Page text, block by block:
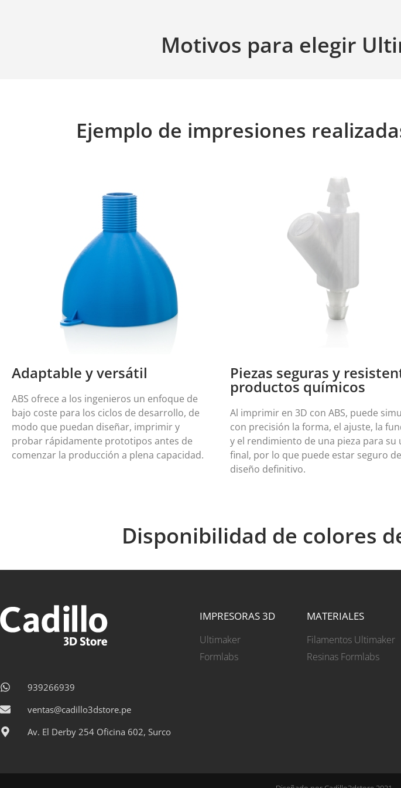
Motivos para elegir
Ejemplo de impresiones
Adaptable y versátil
ABS ofrece a los ingenieros un enfoque de
bajo coste para los ciclos de desarrollo, de
modo que puedan diseñar, imprimir y
probar rápidamente prototipos antes de
comenzar la producción a plena capacidad.
Piezas seguras y
productos químicos
Al imprimir en 3D con ABS, puede
con precisión la forma, el ajuste, la
y el rendimiento de una pieza para su
final, por lo que puede estar seguro
diseño definitivo.
Disponibilidad de colores
939266939
ventas@cadillo3dstore.pe
Av. El Derby 254 Oficina 602, Surco
IMPRESORAS 3D
Ultimaker
Formlabs
MATERIALES
Filamentos Ultimaker
Resinas Formlabs